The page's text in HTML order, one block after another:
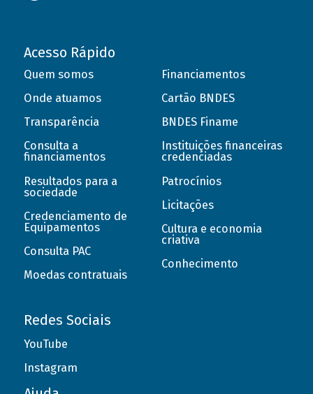
Acesso Rápido
Quem somos
Onde atuamos
Transparência
Consulta a
financiamentos
Resultados para a
sociedade
Credenciamento de
Equipamentos
Consulta PAC
Moedas contratuais
Financiamentos
Cartão BNDES
BNDES Finame
Instituições financeiras
credenciadas
Patrocínios
Licitações
Cultura e economia
criativa
Conhecimento
Redes Sociais
YouTube
Instagram